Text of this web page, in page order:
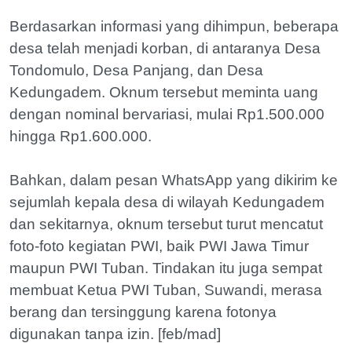
Berdasarkan informasi yang dihimpun, beberapa
desa telah menjadi korban, di antaranya Desa
Tondomulo, Desa Panjang, dan Desa
Kedungadem. Oknum tersebut meminta uang
dengan nominal bervariasi, mulai Rp1.500.000
hingga Rp1.600.000.
Bahkan, dalam pesan WhatsApp yang dikirim ke
sejumlah kepala desa di wilayah Kedungadem
dan sekitarnya, oknum tersebut turut mencatut
foto-foto kegiatan PWI, baik PWI Jawa Timur
maupun PWI Tuban. Tindakan itu juga sempat
membuat Ketua PWI Tuban, Suwandi, merasa
berang dan tersinggung karena fotonya
digunakan tanpa izin. [feb/mad]